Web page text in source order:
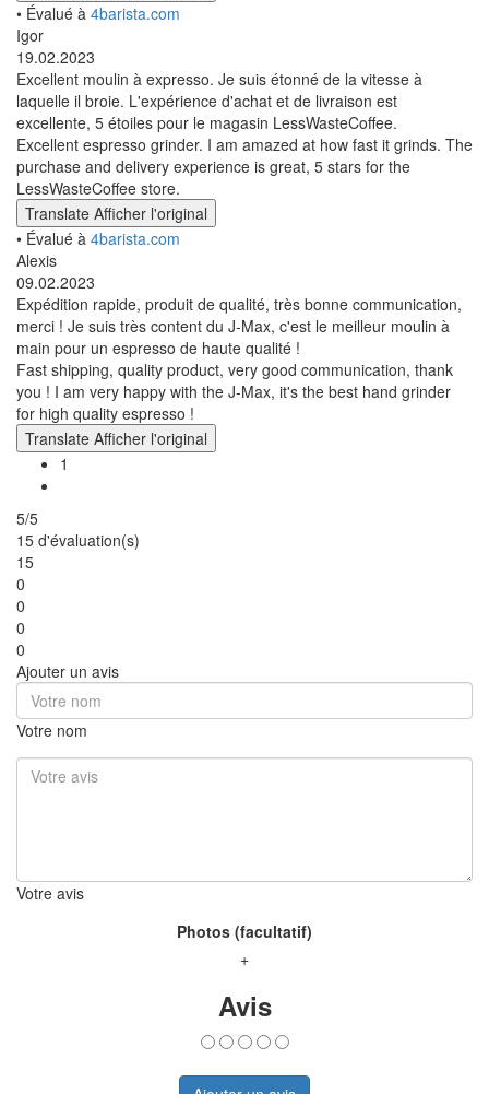
• Évalué à 4barista.com
Igor
19.02.2023
Excellent moulin à expresso. Je suis étonné de la vitesse à
laquelle il broie. L'expérience d'achat et de livraison est
excellente, 5 étoiles pour le magasin LessWasteCoffee.
Excellent espresso grinder. I am amazed at how fast it grinds. The
purchase and delivery experience is great, 5 stars for the
LessWasteCoffee store.
Translate Afficher l'original
• Évalué à 4barista.com
Alexis
09.02.2023
Expédition rapide, produit de qualité, très bonne communication,
merci ! Je suis très content du J-Max, c'est le meilleur moulin à
main pour un espresso de haute qualité !
Fast shipping, quality product, very good communication, thank
you ! I am very happy with the J-Max, it's the best hand grinder
for high quality espresso !
Translate Afficher l'original
1
5/5
15 d'évaluation(s)
15
0
0
0
0
Ajouter un avis
Votre nom
Votre avis
Photos (facultatif)
+
Avis